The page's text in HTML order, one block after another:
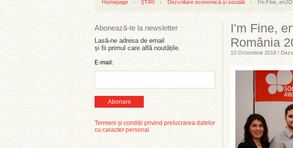
Homepage ȘTIRI Dezvoltare economică și socială I'm Fine,
Abonează-te la newsletter
Lasă-ne adresa de email
și fii primul care află noutățile.
E-mail:
Abonare
Termeni și condiții privind prelucrarea datelor
cu caracter personal
I'm Fine,
România
10 Octombrie 2018 /